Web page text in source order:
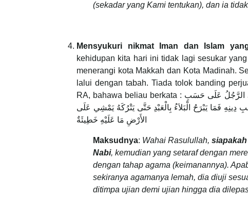
(sekadar yang Kami tentukan), dan ia
Mensyukuri nikmat Iman dan Islam
kehidupan kita hari ini tidak lagi sesukar
menerangi kota Makkah dan Kota Madinah.
lalui dengan tabah. Tiada tolok banding
RA, bahawa beliau berkata : الرَّجُلُ عَلَى حَسَبِ
فَمَا يَبْرَحُ الْبَلاَءُ بِالْعَبْدِ حَتَّى يَتْرُكَهُ يَمْشِي عَلَى
الأَرْضِ مَا عَلَيْهِ خَطِيئَةٌ
Maksudnya: Wahai Rasulullah,
Nabi, kemudian yang setaraf dengan
dengan tahap agama (keimanannya).
sekiranya agamanya lemah, dia diuji
ditimpa ujian demi ujian hingga dia